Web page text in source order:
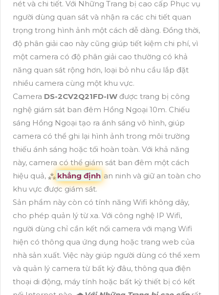
nét và chi tiết. Với Những Trang bị cao cấp Phục vụ
người dùng quan sát và nhận ra các chi tiết quan
trọng trong hình ảnh một cách dễ dàng. Đồng thời,
độ phân giải cao này cũng giúp tiết kiệm chi phí, vì
một camera có độ phân giải cao thường có khả
năng quan sát rộng hơn, loại bỏ nhu cầu lắp đặt
nhiều camera cùng một khu vực.
Camera DS-2CV2Q21FD-IW được trang bị công
nghệ giám sát ban đêm Hồng Ngoại 10m. Chiếu
sáng Hồng Ngoại tạo ra ánh sáng vô hình, giúp
camera có thể ghi lại hình ảnh trong môi trường
thiếu ánh sáng hoặc tối hoàn toàn. Với khả năng
này, camera có thể giám sát ban đêm một cách
hiệu quả, ⁂khẳng định an ninh và giữ an toàn cho
khu vực được giám sát.
Sản phẩm này còn có tính năng Wifi không dây,
cho phép quản lý từ xa. Với công nghệ IP Wifi,
người dùng chỉ cần kết nối camera với mạng Wifi
hiện có thông qua ứng dụng hoặc trang web của
nhà sản xuất. Việc này giúp người dùng có thể xem
và quản lý camera từ bất kỳ đâu, thông qua điện
thoại di động, máy tính hoặc bất kỳ thiết bị có kết